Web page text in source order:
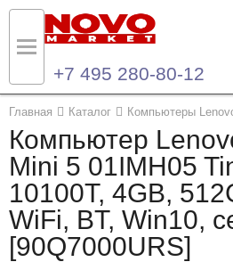
+7 495 280-80-12
Главная Каталог Компьютеры
Компьютер
Mini 5 01IMH05
10100T, 4GB,
WiFi, BT, Win10,
[90Q7000URS]
Назад
Каталог продукции
Ноутбуки и ультрабуки
Компьютеры
Назад
Контакты
Контактная информация